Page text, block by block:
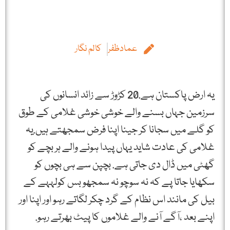
عمادظفر کالم نگار
یہ ارض پاکستان ہے.20 کڑوڑ سے زائد انسانوں کی
سرزمین جہاں بسنے والے خوشی خوشی غلامی کے طوق
کو گلے میں سجانا کر جینا اپنا فرض سمجھتے ہیں.یہ
غلامی کی عادت شاید یہاں پیدا ہونے والے ہر بچے کو
گھٹی میں ڈال دی جاتی ہے. بچپن سے ہی بچوں کو
سکھایا جاتا پے کہ نہ سوچو نہ سمجھو بس کولہہے کے
بیل کی مانند اس نظام کے گرد چکر لگاتے رہو اور اپنا اور
اپنے بعد ،آگے آنے والے غلاموں کا پیٹ بھرتے رہو.